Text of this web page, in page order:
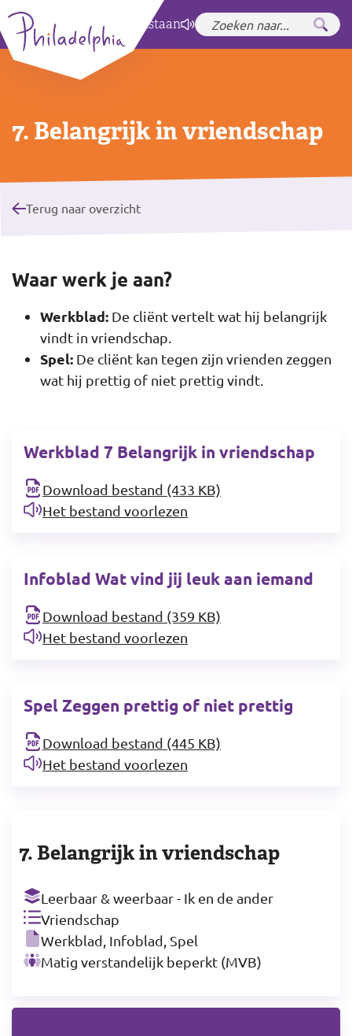
Zet hoog contrastaan
7. Belangrijk in vriendschap
Terug naar overzicht
Waar werk je aan?
Werkblad: De cliënt vertelt wat hij belangrijk
vindt in vriendschap.
Spel: De cliënt kan tegen zijn vrienden zeggen
wat hij prettig of niet prettig vindt.
Werkblad 7 Belangrijk in vriendschap
Download bestand (433 KB)
Het bestand voorlezen
Infoblad Wat vind jij leuk aan iemand
Download bestand (359 KB)
Het bestand voorlezen
Spel Zeggen prettig of niet prettig
Download bestand (445 KB)
Het bestand voorlezen
7. Belangrijk in vriendschap
Leerbaar & weerbaar - Ik en de ander
Vriendschap
Werkblad, Infoblad, Spel
Matig verstandelijk beperkt (MVB)